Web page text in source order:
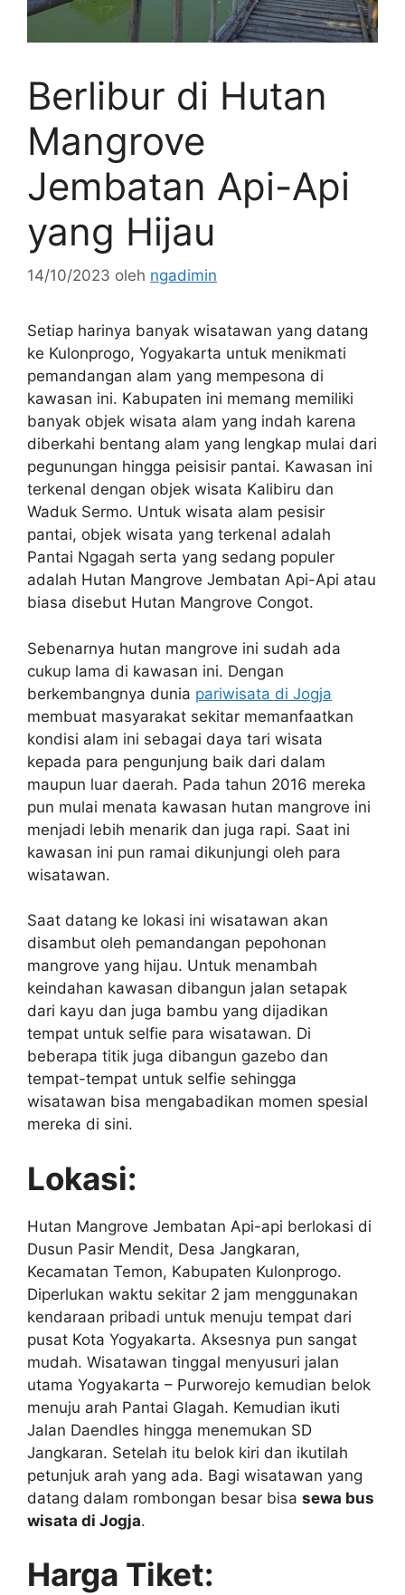
Berlibur di Hutan
Mangrove
Jembatan Api-Api
yang Hijau
14/10/2023 oleh ngadimin
Setiap harinya banyak wisatawan yang datang
ke Kulonprogo, Yogyakarta untuk menikmati
pemandangan alam yang mempesona di
kawasan ini. Kabupaten ini memang memiliki
banyak objek wisata alam yang indah karena
diberkahi bentang alam yang lengkap mulai dari
pegunungan hingga peisisir pantai. Kawasan ini
terkenal dengan objek wisata Kalibiru dan
Waduk Sermo. Untuk wisata alam pesisir
pantai, objek wisata yang terkenal adalah
Pantai Ngagah serta yang sedang populer
adalah Hutan Mangrove Jembatan Api-Api atau
biasa disebut Hutan Mangrove Congot.
Sebenarnya hutan mangrove ini sudah ada
cukup lama di kawasan ini. Dengan
berkembangnya dunia pariwisata di Jogja
membuat masyarakat sekitar memanfaatkan
kondisi alam ini sebagai daya tari wisata
kepada para pengunjung baik dari dalam
maupun luar daerah. Pada tahun 2016 mereka
pun mulai menata kawasan hutan mangrove ini
menjadi lebih menarik dan juga rapi. Saat ini
kawasan ini pun ramai dikunjungi oleh para
wisatawan.
Saat datang ke lokasi ini wisatawan akan
disambut oleh pemandangan pepohonan
mangrove yang hijau. Untuk menambah
keindahan kawasan dibangun jalan setapak
dari kayu dan juga bambu yang dijadikan
tempat untuk selfie para wisatawan. Di
beberapa titik juga dibangun gazebo dan
tempat-tempat untuk selfie sehingga
wisatawan bisa mengabadikan momen spesial
mereka di sini.
Lokasi:
Hutan Mangrove Jembatan Api-api berlokasi di
Dusun Pasir Mendit, Desa Jangkaran,
Kecamatan Temon, Kabupaten Kulonprogo.
Diperlukan waktu sekitar 2 jam menggunakan
kendaraan pribadi untuk menuju tempat dari
pusat Kota Yogyakarta. Aksesnya pun sangat
mudah. Wisatawan tinggal menyusuri jalan
utama Yogyakarta – Purworejo kemudian belok
menuju arah Pantai Glagah. Kemudian ikuti
Jalan Daendles hingga menemukan SD
Jangkaran. Setelah itu belok kiri dan ikutilah
petunjuk arah yang ada. Bagi wisatawan yang
datang dalam rombongan besar bisa sewa bus
wisata di Jogja.
Harga Tiket: